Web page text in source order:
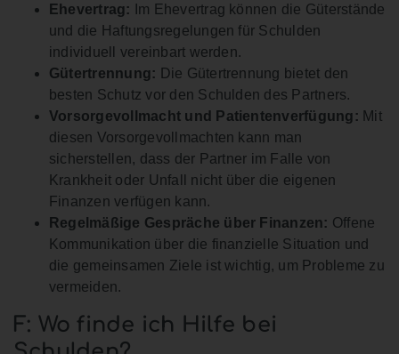
Ehevertrag: Im Ehevertrag können die Güterstände
und die Haftungsregelungen für Schulden
individuell vereinbart werden.
Gütertrennung: Die Gütertrennung bietet den
besten Schutz vor den Schulden des Partners.
Vorsorgevollmacht und Patientenverfügung: Mit
diesen Vorsorgevollmachten kann man
sicherstellen, dass der Partner im Falle von
Krankheit oder Unfall nicht über die eigenen
Finanzen verfügen kann.
Regelmäßige Gespräche über Finanzen: Offene
Kommunikation über die finanzielle Situation und
die gemeinsamen Ziele ist wichtig, um Probleme zu
vermeiden.
F: Wo finde ich Hilfe bei